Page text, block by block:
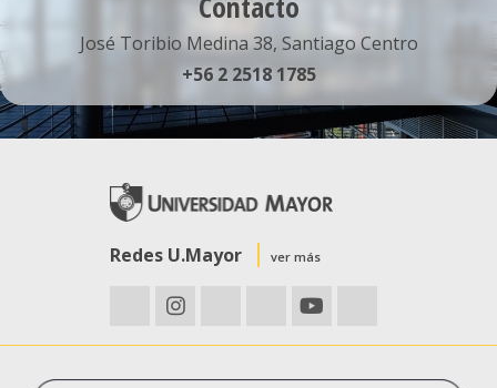
José Toribio Medina 38, Santiago Centro
+56 2 2518 1785
Redes U.Mayor ver más